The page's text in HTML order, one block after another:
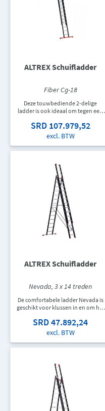
ALTREX Schuifladder
Fiber Cg-18
Deze touwbediende 2-delige
ladder is ook ideaal om tegen een
SRD 107.979,52
excl. BTW
ALTREX Schuifladder
Nevada, 3 x 14 treden
De comfortabele ladder Nevada is
geschikt voor klussen in en om het
kan zowel opgestoken als in de A-
stand opgezet worden. De ladder
antislip stavlak en is voorzien van
10,20 meter.
SRD 47.892,24
excl. BTW